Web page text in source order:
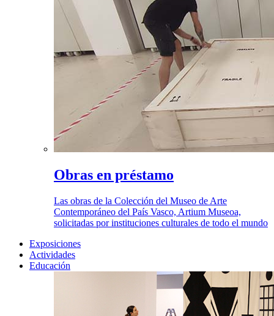
Obras en préstamo
Las obras de la Colección del Museo de Arte
Contemporáneo del País Vasco, Artium Museoa,
solicitadas por instituciones culturales de todo el mundo
Exposiciones
Actividades
Educación